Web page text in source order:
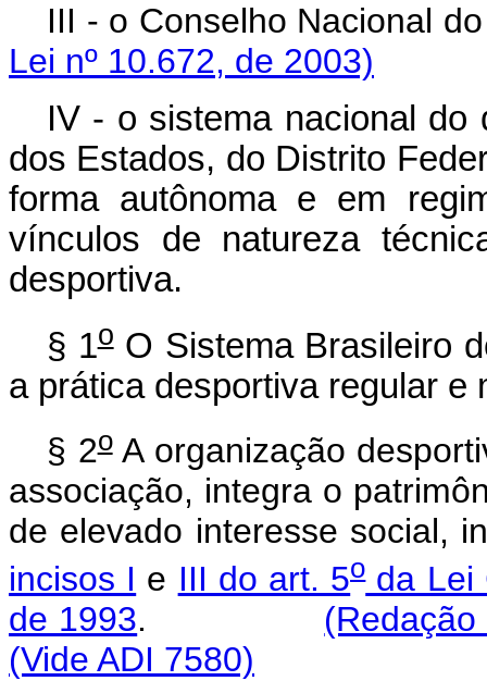
III - o Conselho Nacional
Lei nº 10.672, de 2003)
IV - o sistema nacional do
dos Estados, do Distrito
forma autônoma e em
vínculos de natureza
desportiva.
§ 1oO Sistema Brasileiro
a prática desportiva regular e
§ 2oA organização
associação, integra o
de elevado interesse social,
incisos I e III do art. 5oda Lei
de 1993.
(Vide ADI 7580)